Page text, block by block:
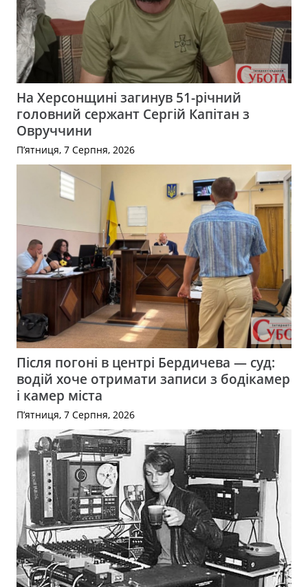
На Херсонщині загинув 51-річний
головний сержант Сергій Капітан з
Овруччини
П’ятниця, 7 Серпня, 2026
Після погоні в центрі Бердичева — суд:
водій хоче отримати записи з бодікамер
і камер міста
П’ятниця, 7 Серпня, 2026